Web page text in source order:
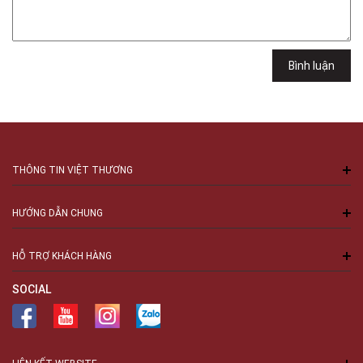
Bình luận
THÔNG TIN VIỆT THƯƠNG
HƯỚNG DẪN CHUNG
HỖ TRỢ KHÁCH HÀNG
SOCIAL